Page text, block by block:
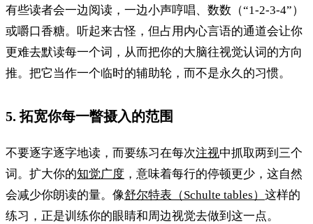
有些读者会一边阅读，一边小声哼唱、数数（“1-2-3-4”）
或嚼口香糖。听起来古怪，但占用内心言语的通道会让你
更难去默读每一个词，从而把你的大脑往视觉认词的方向
推。把它当作一个临时的辅助轮，而不是永久的习惯。
5. 拓宽你每一瞥摄入的范围
不要逐字逐字地读，而要练习在每次注视中抓取两到三个
词。扩大你的知觉广度 ，意味着每行的停顿更少，这自然
会减少你朗读的量。像舒尔特表（Schulte tables） 这样的
练习，正是训练你的眼睛和周边视觉去做到这一点。